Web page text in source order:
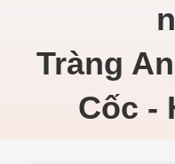
Tràng
Cốc -